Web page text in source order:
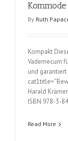
By Ruth
Kompakt
Vademecum
und
Harald
ISBN 978-3-
Read More